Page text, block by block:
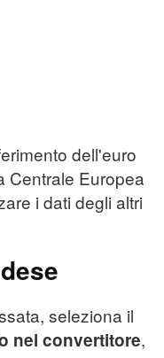
dell'euro
Centrale Europea
i dati degli altri
seleziona il
nel convertitore,